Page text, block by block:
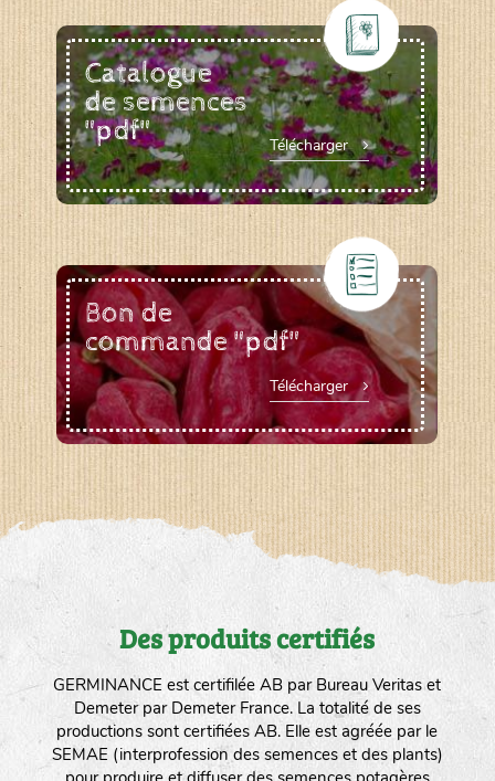
Catalogue
de semences
"pdf"
Télécharger
Bon de
commande "pdf"
Télécharger
Des produits certifiés
GERMINANCE est certifilée AB par Bureau Veritas et
Demeter par Demeter France. La totalité de ses
productions sont certifiées AB. Elle est agréée par le
SEMAE (interprofession des semences et des plants)